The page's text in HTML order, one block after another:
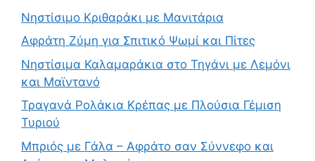
Νηστίσιμο Κριθαράκι με Μανιτάρια
Αφράτη Ζύμη για Σπιτικό Ψωμί και Πίτες
Νηστίσιμα Καλαμαράκια στο Τηγάνι με Λεμόνι
και Μαϊντανό
Τραγανά Ρολάκια Κρέπας με Πλούσια Γέμιση
Τυριού
Μπριός με Γάλα – Αφράτο σαν Σύννεφο και